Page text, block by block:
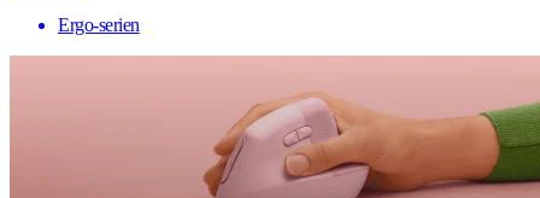
Ergo-serien